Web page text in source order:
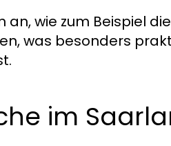
wie zum Beispiel die
was besonders
im